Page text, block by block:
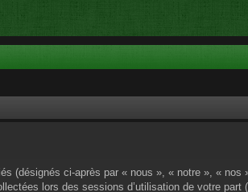
(désignés ci-après par « nous », « notre », «
lors des sessions d’utilisation de votre part